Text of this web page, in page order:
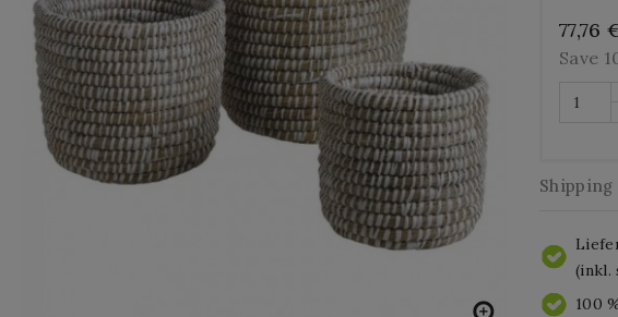
77,76
Save
Shipping
(inkl.
100